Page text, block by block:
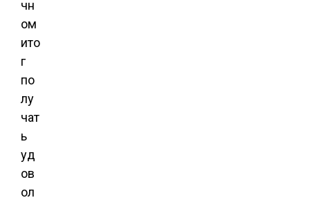
чн
ом
ито
г
по
лу
чат
ь
уд
ов
ол